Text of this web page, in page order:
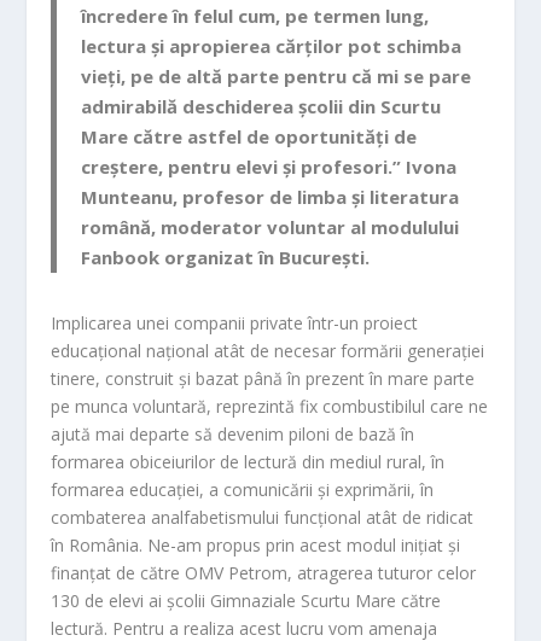
încredere în felul cum, pe termen lung,
lectura și apropierea cărților pot schimba
vieți, pe de altă parte pentru că mi se pare
admirabilă deschiderea școlii din Scurtu
Mare către astfel de oportunități de
creștere, pentru elevi și profesori.” Ivona
Munteanu, profesor de limba și literatura
română, moderator voluntar al modulului
Fanbook organizat în București.
Implicarea unei companii private într-un proiect
educațional național atât de necesar formării generației
tinere, construit și bazat până în prezent în mare parte
pe munca voluntară, reprezintă fix combustibilul care ne
ajută mai departe să devenim piloni de bază în
formarea obiceiurilor de lectură din mediul rural, în
formarea educației, a comunicării și exprimării, în
combaterea analfabetismului funcțional atât de ridicat
în România. Ne-am propus prin acest modul inițiat și
finanțat de către OMV Petrom, atragerea tuturor celor
130 de elevi ai școlii Gimnaziale Scurtu Mare către
lectură. Pentru a realiza acest lucru vom amenaja